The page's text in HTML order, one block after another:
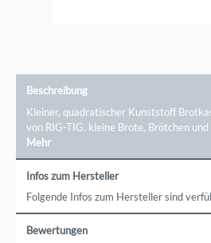
Beschreibung
Kleiner, quadratischer Kunststoff
von RIG-TIG. kleine Brote, Brötchen
Mehr
Infos zum Hersteller
Folgende Infos zum Hersteller sind
Bewertungen